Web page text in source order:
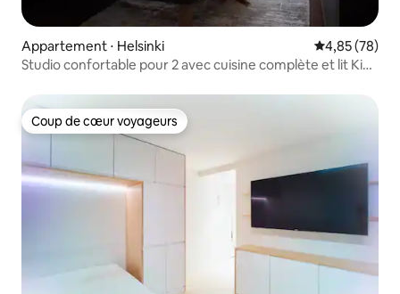
Appartement ⋅ Helsinki Évaluation
4,85 (78)
Studio confortable pour 2 avec cuisine complète et lit King
Coup de cœur voyageurs
Coup de cœur voyageurs